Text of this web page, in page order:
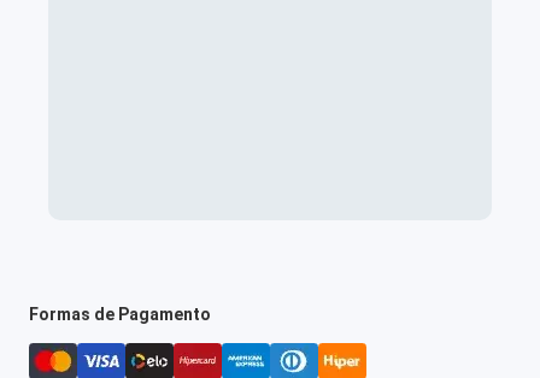
Formas de Pagamento